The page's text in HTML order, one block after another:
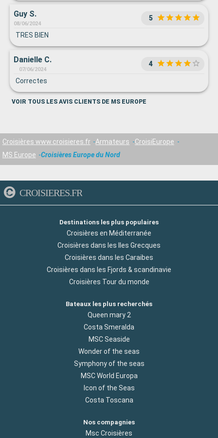
Guy S.
08/06/2024
5
TRES BIEN
Danielle C.
07/06/2024
4
Correctes
VOIR TOUS LES AVIS CLIENTS DE MS EUROPE
Croisières www.croisieres.fr Armateurs
CroisiEurope
MS Europe
Croisières Europe du Nord
CROISIERES.FR
Destinations les plus populaires
Croisières en Méditerranée
Croisières dans les Iles Grecques
Croisières dans les Caraibes
Croisières dans les Fjords & scandinavie
Croisières Tour du monde
Bateaux les plus recherchés
Queen mary 2
Costa Smeralda
MSC Seaside
Wonder of the seas
Symphony of the seas
MSC World Europa
Icon of the Seas
Costa Toscana
Nos compagnies
Msc Croisières